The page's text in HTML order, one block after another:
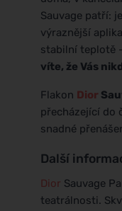
Sauvage patří:
výraznější
stabilní teplotě
víte, že Vás
Flakon Dior
přecházející do
snadné
Další
Dior Sauvage
teatrálnosti.